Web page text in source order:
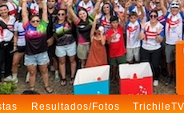
Resultados/Fotos TrichileTV